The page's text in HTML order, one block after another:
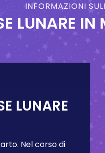
INFORMAZIONI
LUNARE IN
LUNARE
. Nel corso di